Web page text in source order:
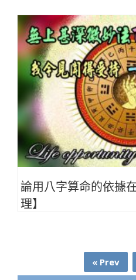
論用八字算命的依據
理】
« Prev